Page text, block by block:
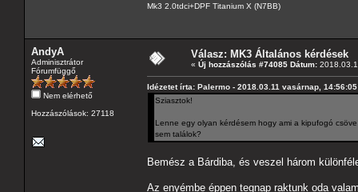
Mk3 2.0tdci+DPF Titanium X (N7BB)
AndyA
Adminisztrátor
Fórumfüggő
Nem elérhető
Hozzászólások: 27118
Válasz: MK3 Általános kérdések
« Új hozzászólás #74085 Dátum:
Idézetet írta: Palermo - 2018.03.11 vasárnap, 14:56:05
Sziasztok!
Lenne egy olyan kérdésem hogy ami a kipufogó
sem találok?
Bemész a Bárdiba, és veszel három
Az enyémbe éppen tegnap raktunk oda